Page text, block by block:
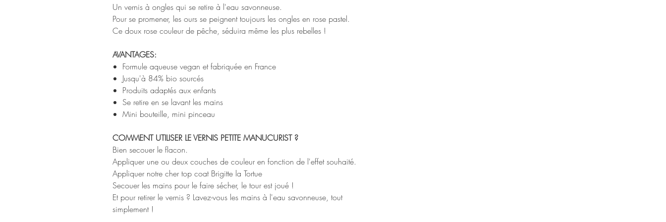
Un vernis à ongles qui se retire à l'eau savonneuse.
Pour se promener, les ours se peignent toujours les ongles en rose pastel.
Ce doux rose couleur de pêche, séduira même les plus rebelles !
AVANTAGES:
Formule aqueuse vegan et fabriquée en France
Jusqu'à 84% bio sourcés
Produits adaptés aux enfants
Se retire en se lavant les mains
Mini bouteille, mini pinceau
COMMENT UTILISER LE VERNIS PETITE MANUCURIST ?
Bien secouer le flacon.
Appliquer une ou deux couches de couleur en fonction de l'effet souhaité.
Appliquer notre cher top coat Brigitte la Tortue
Secouer les mains pour le faire sécher, le tour est joué !
Et pour retirer le vernis ? Lavez-vous les mains à l'eau savonneuse, tout
simplement !